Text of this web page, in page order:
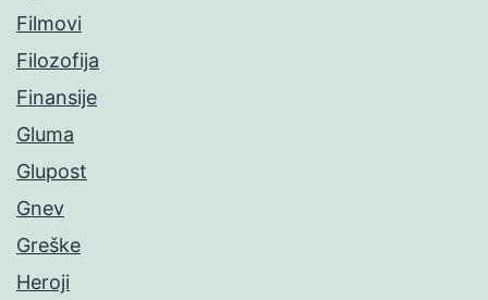
Filmovi
Filozofija
Finansije
Gluma
Glupost
Gnev
Greške
Heroji